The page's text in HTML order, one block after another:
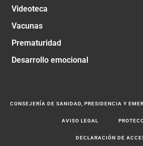
Videoteca
Vacunas
Prematuridad
Desarrollo emocional
CONSEJERÍA DE SANIDAD, PRESIDENCIA Y
AVISO LEGAL
DECLARACIÓN DE